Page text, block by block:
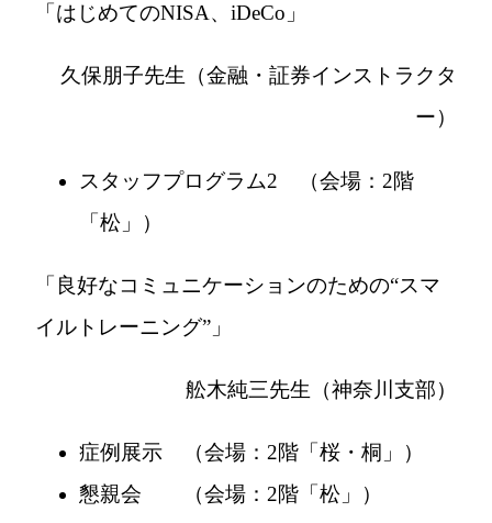
「はじめてのNISA、iDeCo」
久保朋子先生（金融・証券インストラクタ
ー）
スタッフプログラム2 （会場：2階
「松」）
「良好なコミュニケーションのための“スマ
イルトレーニング”」
舩木純三先生（神奈川支部）
症例展示 （会場：2階「桜・桐」）
懇親会 （会場：2階「松」）